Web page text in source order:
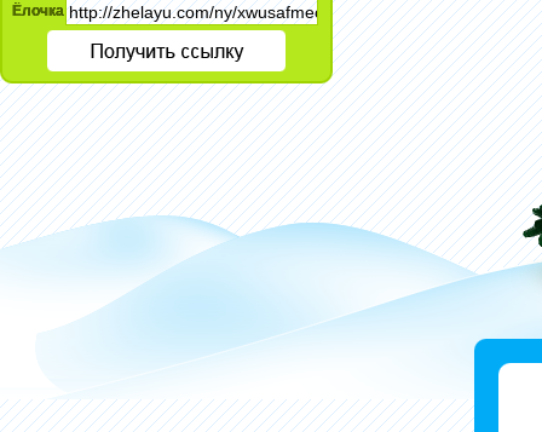
Ёлочка